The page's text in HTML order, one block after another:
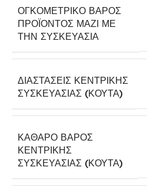
ΟΓΚΟΜΕΤΡΙΚΌ ΒΆΡΟΣ
ΠΡΟΪΌΝΤΟΣ ΜΑΖΊ ΜΕ
ΤΗΝ ΣΥΣΚΕΥΑΣΊΑ
ΔΙΑΣΤΆΣΕΙΣ ΚΕΝΤΡΙΚΉΣ
ΣΥΣΚΕΥΑΣΊΑΣ (ΚΟΎΤΑ)
ΚΑΘΑΡΌ ΒΆΡΟΣ
ΚΕΝΤΡΙΚΉΣ
ΣΥΣΚΕΥΑΣΊΑΣ (ΚΟΎΤΑ)